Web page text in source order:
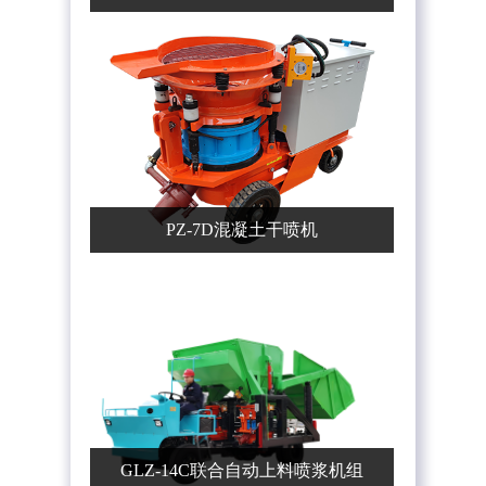
PZ-7D混凝土干喷机
GLZ-14C联合自动上料喷浆机组